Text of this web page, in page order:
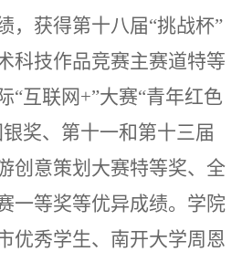
，获得第十八届“挑战杯”
科技作品竞赛主赛道特等
“互联网+”大赛“青年红色
奖、第十一和第十三届
创意策划大赛特等奖、全
一等奖等优异成绩。学院
优秀学生、南开大学周恩